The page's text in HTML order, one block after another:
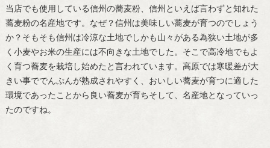
当店でも使用している信州の蕎麦粉、信州といえば言わずと知れた
蕎麦粉の名産地です。なぜ？信州は美味しい蕎麦が育つのでしょう
か？そもそも信州は冷涼な土地でしかも山々がある為狭い土地が多
く小麦やお米の生産には不向きな土地でした。そこで高冷地でもよ
く育つ蕎麦を栽培し始めたと言われています。高原では寒暖差が大
きい事ででんぷんが熟成されやすく、おいしい蕎麦が育つに適した
環境であったことから良い蕎麦が育ちそして、名産地となっていっ
たのですね。